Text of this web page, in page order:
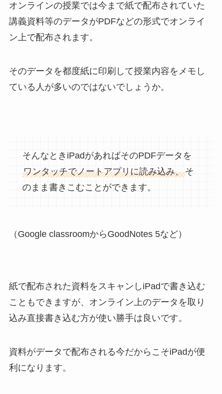
オンラインの授業では今まで紙で配布されていた
講義資料等のデータがPDFなどの形式でオンライ
ン上で配布されます。
そのデータを都度紙に印刷して授業内容をメモし
ている人が多いのではないでしょうか。
そんなときiPadがあればそのPDFデータを
ワンタッチでノートアプリに読み込み、そ
のまま書きこむことができます。
（Google classroomからGoodNotes 5など）
紙で配布された資料をスキャンしiPadで書き込む
こともできますが、オンライン上のデータを取り
込み直接書き込む方が使い勝手は良いです。
資料がデータで配布される今だからこそiPadが便
利になります。